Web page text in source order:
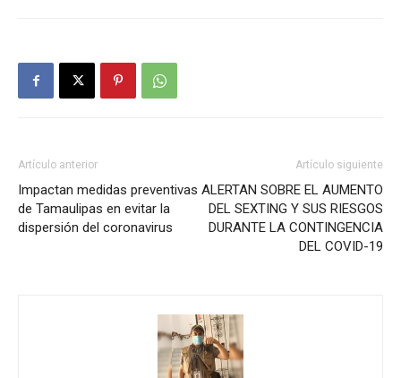
Artículo anterior
Impactan medidas preventivas
de Tamaulipas en evitar la
dispersión del coronavirus
Artículo siguiente
ALERTAN SOBRE EL AUMENTO
DEL SEXTING Y SUS RIESGOS
DURANTE LA CONTINGENCIA
DEL COVID-19